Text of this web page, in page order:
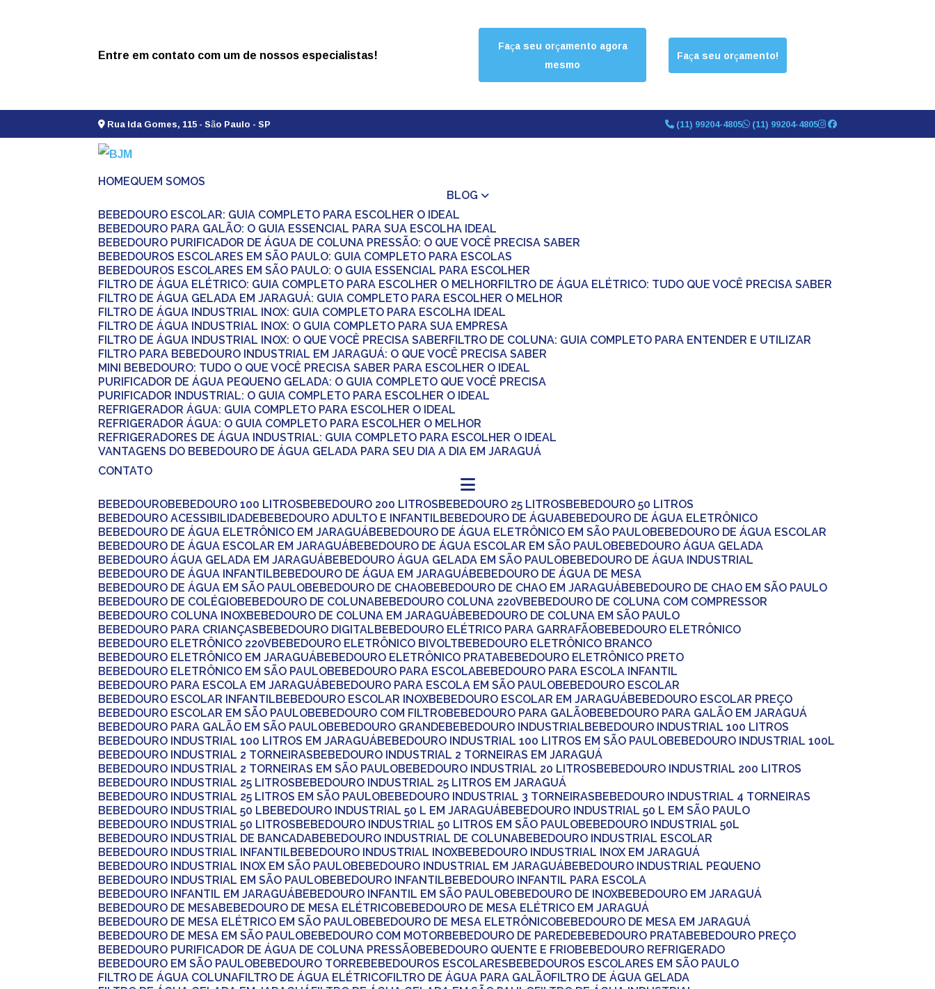
Entre em contato com um de nossos especialistas!
Faça seu orçamento agora
mesmo
Faça seu orçamento!
Rua Ida Gomes, 115 - São Paulo - SP (11) 99204-4805 (11) 99204-4805
HOME
QUEM SOMOS
BLOG
BEBEDOURO ESCOLAR: GUIA COMPLETO PARA ESCOLHER O IDEAL
BEBEDOURO PARA GALÃO: O GUIA ESSENCIAL PARA SUA ESCOLHA IDEAL
BEBEDOURO PURIFICADOR DE ÁGUA DE COLUNA PRESSÃO: O QUE VOCÊ PRECISA SABER
BEBEDOUROS ESCOLARES EM SÃO PAULO: GUIA COMPLETO PARA ESCOLAS
BEBEDOUROS ESCOLARES EM SÃO PAULO: O GUIA ESSENCIAL PARA ESCOLHER
FILTRO DE ÁGUA ELÉTRICO: GUIA COMPLETO PARA ESCOLHER O MELHOR FILTRO DE ÁGUA ELÉTRICO: TUDO QUE VOCÊ PRECISA SABER
FILTRO DE ÁGUA GELADA EM JARAGUÁ: GUIA COMPLETO PARA ESCOLHER O MELHOR
FILTRO DE ÁGUA INDUSTRIAL INOX: GUIA COMPLETO PARA ESCOLHA IDEAL
FILTRO DE ÁGUA INDUSTRIAL INOX: O GUIA COMPLETO PARA SUA EMPRESA
FILTRO DE ÁGUA INDUSTRIAL INOX: O QUE VOCÊ PRECISA SABER FILTRO DE COLUNA: GUIA COMPLETO PARA ENTENDER E UTILIZAR
FILTRO PARA BEBEDOURO INDUSTRIAL EM JARAGUÁ: O QUE VOCÊ PRECISA SABER
MINI BEBEDOURO: TUDO O QUE VOCÊ PRECISA SABER PARA ESCOLHER O IDEAL
PURIFICADOR DE ÁGUA PEQUENO GELADA: O GUIA COMPLETO QUE VOCÊ PRECISA
PURIFICADOR INDUSTRIAL: O GUIA COMPLETO PARA ESCOLHER O IDEAL
REFRIGERADOR ÁGUA: GUIA COMPLETO PARA ESCOLHER O IDEAL
REFRIGERADOR ÁGUA: O GUIA COMPLETO PARA ESCOLHER O MELHOR
REFRIGERADORES DE ÁGUA INDUSTRIAL: GUIA COMPLETO PARA ESCOLHER O IDEAL
VANTAGENS DO BEBEDOURO DE ÁGUA GELADA PARA SEU DIA A DIA EM JARAGUÁ
CONTATO
BEBEDOURO BEBEDOURO 100 LITROS BEBEDOURO 200 LITROS BEBEDOURO 25 LITROS
BEBEDOURO 50 LITROS
BEBEDOURO ACESSIBILIDADE
BEBEDOURO ADULTO E INFANTIL BEBEDOURO DE ÁGUA
BEBEDOURO DE ÁGUA ELETRÔNICO
BEBEDOURO DE ÁGUA ELETRÔNICO EM JARAGUÁ
BEBEDOURO DE ÁGUA ELETRÔNICO EM SÃO PAULO
BEBEDOURO DE ÁGUA ESCOLAR
BEBEDOURO DE ÁGUA ESCOLAR EM JARAGUÁ
BEBEDOURO DE ÁGUA ESCOLAR EM SÃO PAULO
BEBEDOURO ÁGUA GELADA
BEBEDOURO ÁGUA GELADA EM JARAGUÁ
BEBEDOURO ÁGUA GELADA EM SÃO PAULO
BEBEDOURO DE ÁGUA INDUSTRIAL
BEBEDOURO DE ÁGUA INFANTIL
BEBEDOURO DE ÁGUA EM JARAGUÁ
BEBEDOURO DE ÁGUA DE MESA
BEBEDOURO DE ÁGUA EM SÃO PAULO
BEBEDOURO DE CHAO BEBEDOURO DE CHAO EM JARAGUÁ
BEBEDOURO DE CHAO EM SÃO PAULO
BEBEDOURO DE COLÉGIO
BEBEDOURO DE COLUNA BEBEDOURO COLUNA 220V
BEBEDOURO DE COLUNA COM COMPRESSOR
BEBEDOURO COLUNA INOX
BEBEDOURO DE COLUNA EM JARAGUÁ
BEBEDOURO DE COLUNA EM SÃO PAULO
BEBEDOURO PARA CRIANÇAS
BEBEDOURO DIGITAL BEBEDOURO ELÉTRICO PARA GARRAFÃO
BEBEDOURO ELETRÔNICO
BEBEDOURO ELETRÔNICO 220V
BEBEDOURO ELETRÔNICO BIVOLT
BEBEDOURO ELETRÔNICO BRANCO
BEBEDOURO ELETRÔNICO EM JARAGUÁ
BEBEDOURO ELETRÔNICO PRATA
BEBEDOURO ELETRÔNICO PRETO
BEBEDOURO ELETRÔNICO EM SÃO PAULO
BEBEDOURO PARA ESCOLA
BEBEDOURO PARA ESCOLA INFANTIL
BEBEDOURO PARA ESCOLA EM JARAGUÁ
BEBEDOURO PARA ESCOLA EM SÃO PAULO
BEBEDOURO ESCOLAR
BEBEDOURO ESCOLAR INFANTIL
BEBEDOURO ESCOLAR INOX BEBEDOURO ESCOLAR EM JARAGUÁ
BEBEDOURO ESCOLAR PREÇO
BEBEDOURO ESCOLAR EM SÃO PAULO
BEBEDOURO COM FILTRO BEBEDOURO PARA GALÃO
BEBEDOURO PARA GALÃO EM JARAGUÁ
BEBEDOURO PARA GALÃO EM SÃO PAULO
BEBEDOURO GRANDE BEBEDOURO INDUSTRIAL
BEBEDOURO INDUSTRIAL 100 LITROS
BEBEDOURO INDUSTRIAL 100 LITROS EM JARAGUÁ
BEBEDOURO INDUSTRIAL 100 LITROS EM SÃO PAULO
BEBEDOURO INDUSTRIAL 100L
BEBEDOURO INDUSTRIAL 2 TORNEIRAS
BEBEDOURO INDUSTRIAL 2 TORNEIRAS EM JARAGUÁ
BEBEDOURO INDUSTRIAL 2 TORNEIRAS EM SÃO PAULO
BEBEDOURO INDUSTRIAL 20 LITROS
BEBEDOURO INDUSTRIAL 200 LITROS
BEBEDOURO INDUSTRIAL 25 LITROS
BEBEDOURO INDUSTRIAL 25 LITROS EM JARAGUÁ
BEBEDOURO INDUSTRIAL 25 LITROS EM SÃO PAULO
BEBEDOURO INDUSTRIAL 3 TORNEIRAS
BEBEDOURO INDUSTRIAL 4 TORNEIRAS
BEBEDOURO INDUSTRIAL 50 L
BEBEDOURO INDUSTRIAL 50 L EM JARAGUÁ
BEBEDOURO INDUSTRIAL 50 L EM SÃO PAULO
BEBEDOURO INDUSTRIAL 50 LITROS
BEBEDOURO INDUSTRIAL 50 LITROS EM SÃO PAULO
BEBEDOURO INDUSTRIAL 50L
BEBEDOURO INDUSTRIAL DE BANCADA
BEBEDOURO INDUSTRIAL DE COLUNA
BEBEDOURO INDUSTRIAL ESCOLAR
BEBEDOURO INDUSTRIAL INFANTIL
BEBEDOURO INDUSTRIAL INOX
BEBEDOURO INDUSTRIAL INOX EM JARAGUÁ
BEBEDOURO INDUSTRIAL INOX EM SÃO PAULO
BEBEDOURO INDUSTRIAL EM JARAGUÁ
BEBEDOURO INDUSTRIAL PEQUENO
BEBEDOURO INDUSTRIAL EM SÃO PAULO
BEBEDOURO INFANTIL
BEBEDOURO INFANTIL PARA ESCOLA
BEBEDOURO INFANTIL EM JARAGUÁ
BEBEDOURO INFANTIL EM SÃO PAULO BEBEDOURO DE INOX
BEBEDOURO EM JARAGUÁ
BEBEDOURO DE MESA
BEBEDOURO DE MESA ELÉTRICO
BEBEDOURO DE MESA ELÉTRICO EM JARAGUÁ
BEBEDOURO DE MESA ELÉTRICO EM SÃO PAULO
BEBEDOURO DE MESA ELETRÔNICO
BEBEDOURO DE MESA EM JARAGUÁ
BEBEDOURO DE MESA EM SÃO PAULO
BEBEDOURO COM MOTOR BEBEDOURO DE PAREDE BEBEDOURO PRATA
BEBEDOURO PREÇO
BEBEDOURO PURIFICADOR DE ÁGUA DE COLUNA PRESSÃO
BEBEDOURO QUENTE E FRIO
BEBEDOURO REFRIGERADO
BEBEDOURO EM SÃO PAULO
BEBEDOURO TORRE BEBEDOUROS ESCOLARES
BEBEDOUROS ESCOLARES EM SÃO PAULO
FILTRO DE ÁGUA COLUNA FILTRO DE ÁGUA ELÉTRICO FILTRO DE ÁGUA PARA GALÃO FILTRO DE ÁGUA GELADA